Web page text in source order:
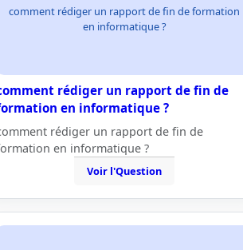
comment rédiger un rapport de fin de formation
en informatique ?
rédiger un rapport de fin de
en informatique ?
rédiger un rapport de fin de
en informatique ?
Voir l'Question